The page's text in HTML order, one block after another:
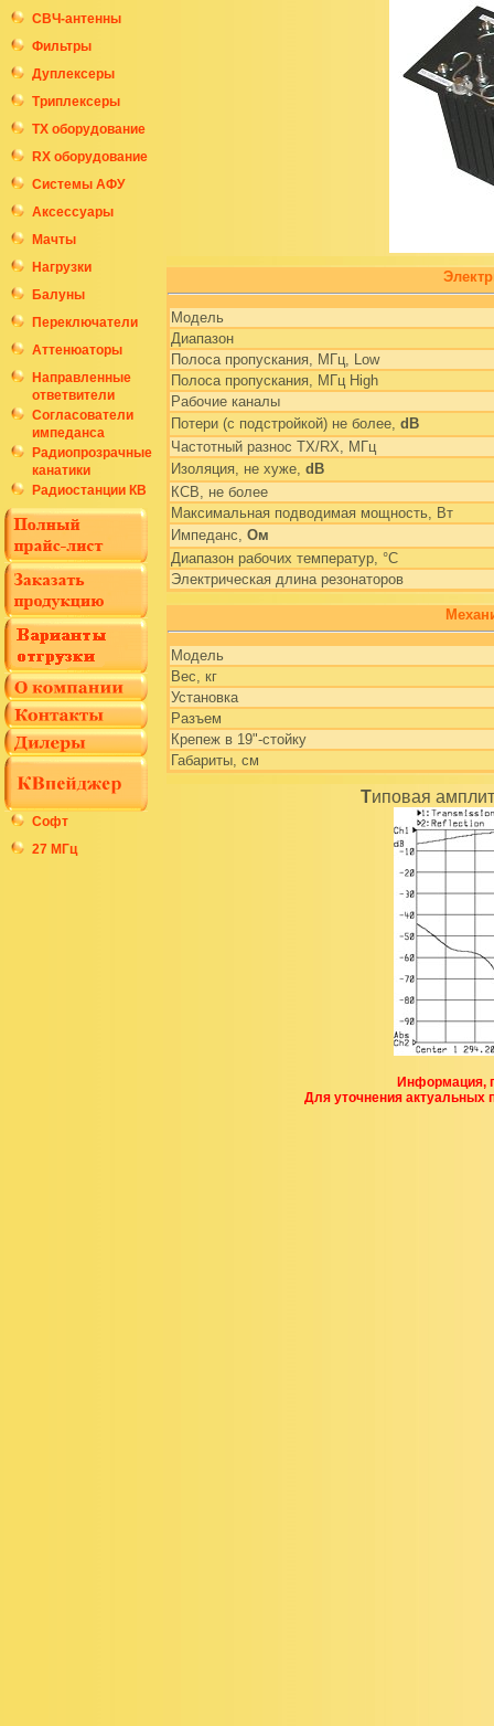
СВЧ-антенны
Фильтры
Дуплексеры
Триплексеры
ТХ оборудование
RX оборудование
Системы АФУ
Аксессуары
Мачты
Нагрузки
Балуны
Переключатели
Аттенюаторы
Направленные
ответвители
Согласователи
импеданса
Радиопрозрачные
канатики
Радиостанции КВ
Софт
27 МГц
Модель
Диапазон
Полоса пропускания, МГц, Low
Полоса пропускания, МГц High
Рабочие каналы
Потери (с подстройкой) не более, dB
Частотный разнос TX/RX, МГц
Изоляция, не хуже, dB
КСВ, не более
Максимальная подводимая мощность, Вт
Импеданс, Ом
Диапазон рабочих температур, °C
Электрическая длина резонаторов
Модель
Вес, кг
Установка
Разъем
Крепеж в 19"-стойку
Габариты, см
Типовая
Информация,
Для уточнения актуальных